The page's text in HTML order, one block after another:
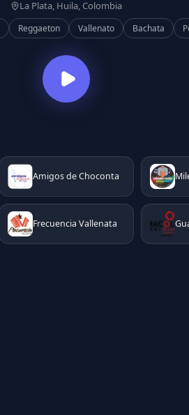
La Plata, Huila, Colombia
Reggaeton Vallenato Bachata
Amigos de Choconta
Frecuencia Vallenata